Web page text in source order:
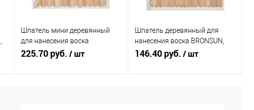
Шпатель мини деревянный
для нанесения воска
BRONSUN, 100 шт.
225.70 руб. / шт
Шпатель деревянный для
нанесения воска BRONSUN,
100 шт.
146.40 руб. / шт